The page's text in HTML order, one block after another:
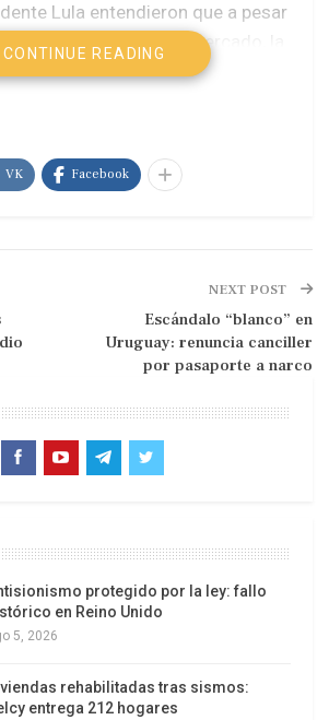
Lula entendieron que a pesar
para el dios del mercado, la
poco realista y arriesgada para el
del ministro Fernando
esenciales.
más relevantes y
de Brasil para enfrentar el
derecha. A pesar de la
propio Presidente de la
el objetivo defendido por el
CONTINUE READING
VK Facebook
NEXT POST
Escándalo “blanco” en
Uruguay: renuncia canciller
por pasaporte a narco
protegido por la ley: fallo
en Reino Unido
5, 2026
rehabilitadas tras sismos:
entrega 212 hogares